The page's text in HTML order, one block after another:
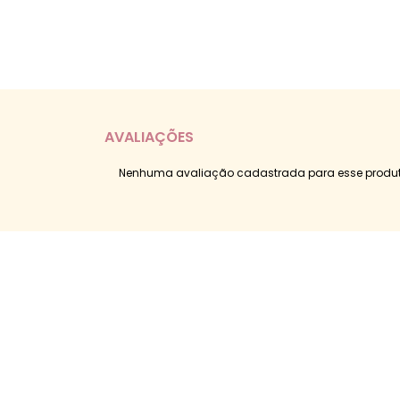
AVALIAÇÕES
Nenhuma avaliação cadastrada para esse